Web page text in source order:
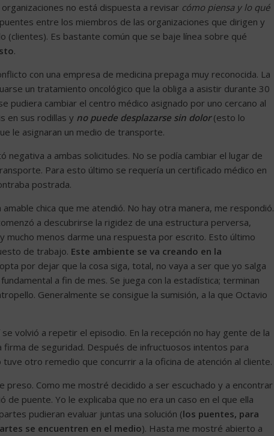
no está dispuesta a revisar cómo piensa y lo qué
entre los miembros de las organizaciones que dirigen y
Es bastante común que se baje línea sobre qué
.
con una empresa de medicina prepaga muy reconocida. La
un tratamiento oncológico que la obliga a asistir durante 30
pudiera cambiar el centro médico asignado por uno cercano al
en sus rodillas y no puede desplazarse sin dolor(esto lo
le asignaran un medio de transporte.
a ambas solicitudes. No se podía cambiar el lugar de
Para esto último se requería un certificado médico en
postrada.
chica que me atendió. No hay otra manera, me respondió.
a descubrirse la rigidez de una estructura perversa,
mucho menos darme una respuesta por escrito. Esto último
de trabajo. Este ambiente se va creando en la
por dejar que la cosa siga, total, no vaya a ser que yo salga
a fin de mes. Se juega con la estadística; terminan
Generalmente se consigue la sumisión, a la que Octavio
volvió a repetir el episodio. En la recepción no hay gente de la
de seguridad. Después de infructuosos intentos para
otro remedio que concurrir a la oficina de atención al cliente.
preso. Como me mostré decidido a ser escuchado y a encontrar
puente. Yo le explicaba que no era un caso en el que ella
pudieran evaluar juntas una solución (los puentes, para
se encuentren en el medio). Hasta me mostré abierto a